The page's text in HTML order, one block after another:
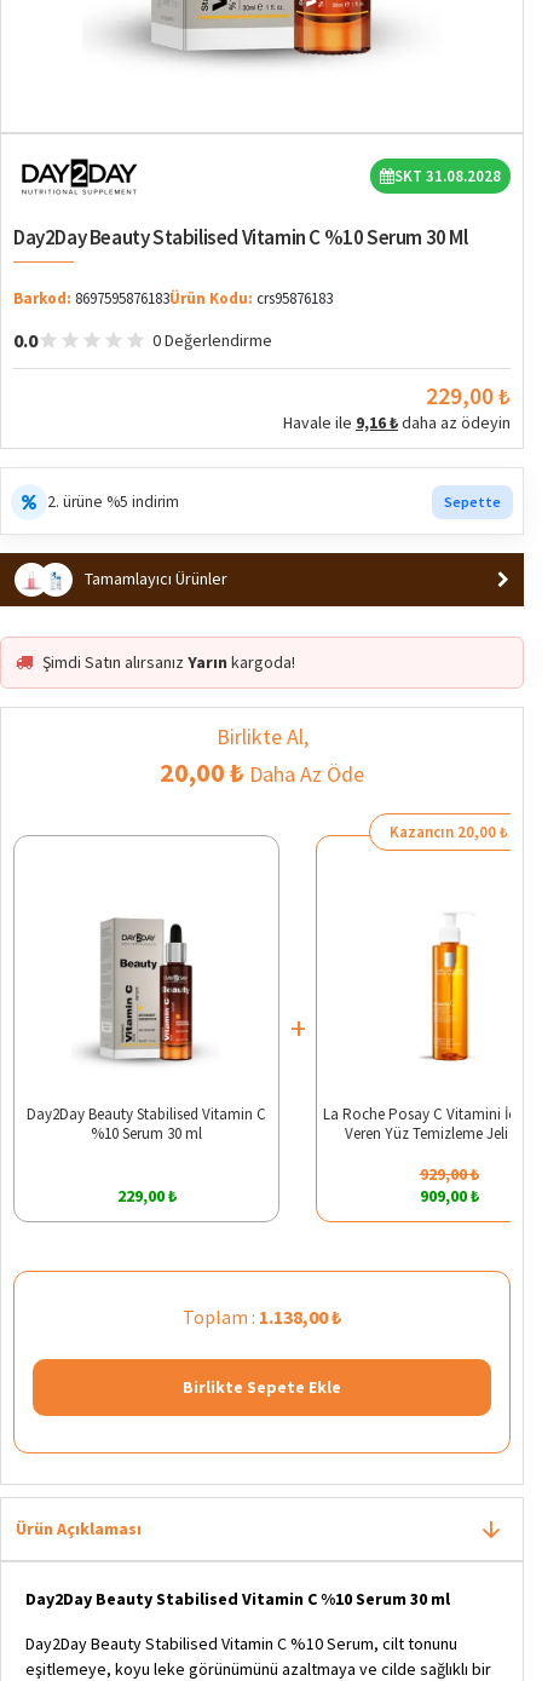
SKT 31.08.2028
Day2Day Beauty Stabilised Vitamin C %10 Serum 30 Ml
Barkod: 8697595876183Ürün Kodu: crs95876183
0.0 0 Değerlendirme
229,00 ₺
Havale ile 9,16 ₺daha az ödeyin
2. ürüne %5 indirim Sepette
En Çok Ziyaret Edilen 2. Ürün Trend
Tamamlayıcı Ürünler
Şimdi Satın alırsanızYarın kargoda!
Birlikte Al,
20,00 ₺ Daha Az Öde
Day2Day Beauty Stabilised Vitamin C
%10 Serum 30 ml
229,00 ₺
+
Kazancın 20,00 ₺
La Roche Posay C Vitamini İçerikli
Veren Yüz Temizleme Jeli 200
929,00 ₺
909,00 ₺
Toplam : 1.138,00 ₺
Birlikte Sepete Ekle
Ürün Açıklaması
Day2Day Beauty Stabilised Vitamin C %10 Serum 30 ml
Day2Day Beauty Stabilised Vitamin C %10 Serum, cilt tonunu
eşitlemeye, koyu leke görünümünü azaltmaya ve cilde sağlıklı bir